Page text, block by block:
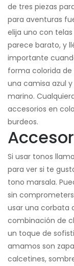
de tres piezas
para aventuras
elija uno con
parece barato, y
importante
forma colorida
una camisa azul
marino.
accesorios en
burdeos.
Si usar tonos
para ver si te
tono marsala.
sin
usar una corbata
combinación de
un toque de
amamos son
calcetines,